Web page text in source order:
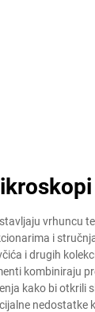
vrhuncu
i
i drugih
kombiniraju
kako bi otkrili
nedostatke